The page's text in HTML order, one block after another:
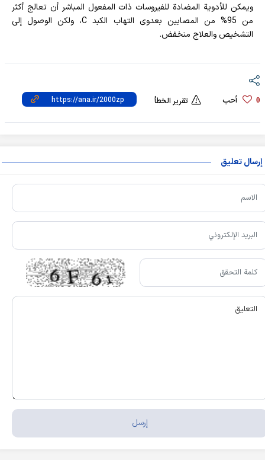
ويمكن للأدوية المضادة للفيروسات ذات المفعول المباشر أن تعالج أكثر
من 95% من المصابين بعدوى التهاب الكبد C، ولكن الوصول إلى
التشخيص والعلاج منخفض.
0 أحب تقرير الخطأ
إرسال تعليق